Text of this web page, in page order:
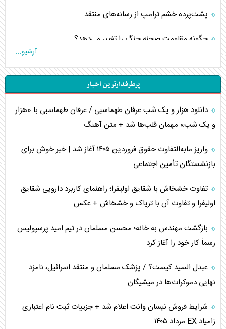
پشت‌پرده خشم ترامپ از رسانه‌های منتقد
چگونه مقاومت صحنه جنگ را تغییر می‌دهد؟
جنگ رمضان و معضل حضور نظامیان آمریکایی
تحلیل جامع پدیده تراستی‌ها
تأثیر جنگ ایران و آمریکا بر اقتصاد جهانی
اربعین، کابوس مشترک تل‌آویو-واشنگتن
برنامه هفتم توسعه در نقطه کور سیاستگذاری
اوکراین بازوی مخرب آمریکا در غرب آسیا
اهمیت راهبردی اردن برای آمریکا
پیام، ظرفیت بالفعل‌نشده تجارت ایران
همسویی عربستان با سنتکام علیه متحدان ایران
آرشیو...
پرطرفدارترین اخبار
دانلود هزار و یک شب عرفان طهماسبی / عرفان طهماسبی با «هزار
و یک شب» مهمان قلب‌ها شد + متن آهنگ
واریز مابه‌التفاوت حقوق فروردین ۱۴۰۵ آغاز شد | خبر خوش برای
بازنشستگان تأمین اجتماعی
تفاوت خشخاش با شقایق اولیفرا؛ راهنمای کاربرد دارویی شقایق
اولیفرا و تفاوت آن با تریاک و خشخاش + عکس
بازگشت مهندس به خانه؛ محسن مسلمان در تیم امید پرسپولیس
رسماً کار خود را آغاز کرد
عبدل السید کیست؟ / پزشک مسلمان و منتقد اسرائیل، نامزد
نهایی دموکرات‌ها در میشیگان
شرایط فروش نیسان وانت اعلام شد + جزییات ثبت نام اعتباری
زامیاد EX مرداد ۱۴۰۵